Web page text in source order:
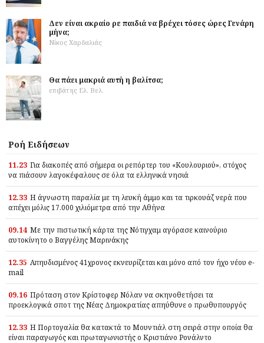
Δεν είναι ακραίο ρε παιδιά να βρέχει τόσες ώρες Γενάρη
μήνα;
Νίκος Χαρδαλιάς
Θα πάει μακριά αυτή η βαλίτσα;
επιβάτης Ελ. Βελ.
Ροή Ειδήσεων
11.23 Για διακοπές από σήμερα οι ρεπόρτερ του «Κουλουριού», στόχος
να πιάσουν λαγοκέφαλους σε όλα τα ελληνικά νησιά
12.33 Η άγνωστη παραλία με τη λευκή άμμο και τα τιρκουάζ νερά που
απέχει μόλις 17.000 χιλιόμετρα από την Αθήνα
09.14 Με την πιστωτική κάρτα της Νότιγχαμ αγόρασε καινούριο
αυτοκίνητο ο Βαγγέλης Μαρινάκης
12.35 Απηυδισμένος 41χρονος εκνευρίζεται και μόνο από τον ήχο νέου e-
mail
09.16 Πρόταση στον Κρίστοφερ Νόλαν να σκηνοθετήσει τα
προεκλογικά σποτ της Νέας Δημοκρατίας απηύθυνε ο πρωθυπουργός
12.33 Η Πορτογαλία θα κατακτά το Μουντιάλ στη σειρά στην οποία θα
είναι παραγωγός και πρωταγωνιστής ο Κριστιάνο Ρονάλντο